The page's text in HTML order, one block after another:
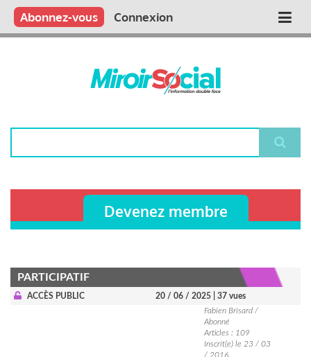
Aller
contenu
Main
Qui sommes nous ?
Vous publiez
Nous publions
Contactez-nous
Abonnez-vous Connexion
Devenez membre
PARTICIPATIF
ACCÈS PUBLIC 20 / 06 / 2025
| 37 vues
Fabien Brisard /
Abonné
Articles : 109
Inscrit(e) le 23 / 03
/ 2016